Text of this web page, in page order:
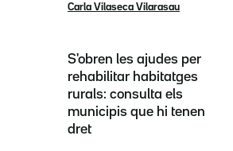
Carla Vilaseca Vilarasau
S'obren les ajudes per
rehabilitar habitatges
rurals: consulta els
municipis que hi tenen
dret